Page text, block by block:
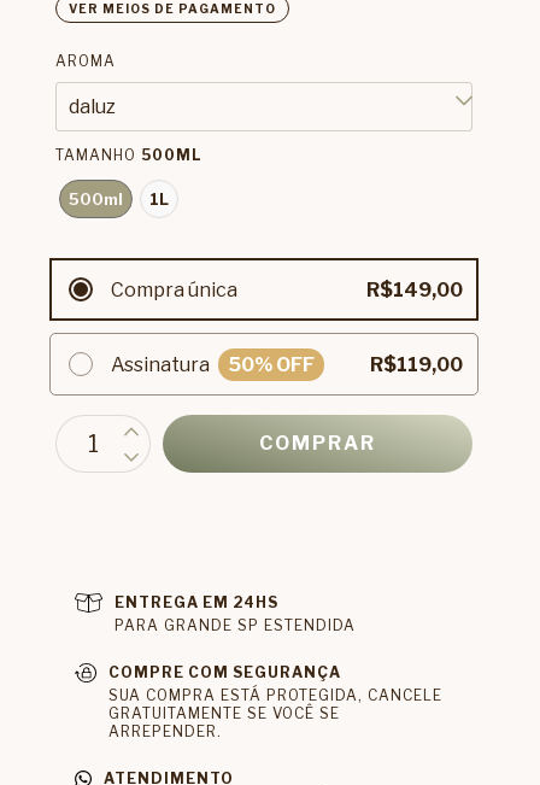
VER MEIOS DE PAGAMENTO
AROMA
TAMANHO 500ML
500ml 1L
Compra única R$149,00
Assinatura 50% OFF R$119,00
ENTREGA EM 24HS
PARA GRANDE SP ESTENDIDA
COMPRE COM SEGURANÇA
SUA COMPRA ESTÁ PROTEGIDA, CANCELE
GRATUITAMENTE SE VOCÊ SE
ARREPENDER.
ATENDIMENTO